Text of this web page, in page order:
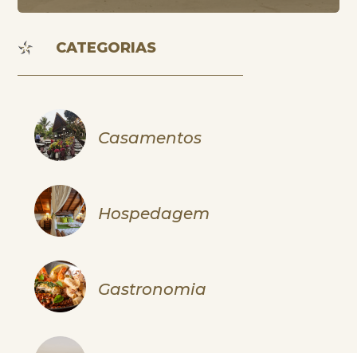
CATEGORIAS
Casamentos
Hospedagem
Gastronomia